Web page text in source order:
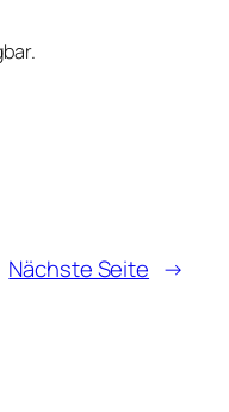
Nächste Seite →